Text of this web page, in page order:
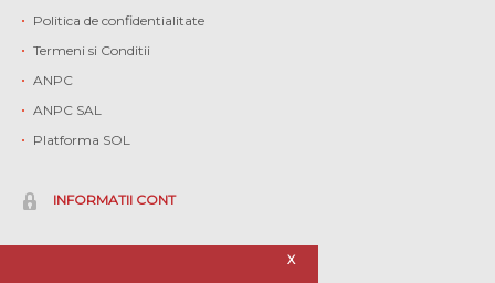
X
Politica de confidentialitate
Termeni si Conditii
ANPC
ANPC SAL
Platforma SOL
INFORMATII CONT